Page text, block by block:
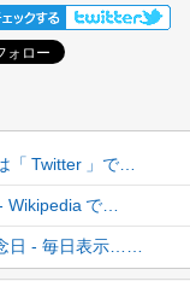
Twitter 」で…
で…
日 - 毎日表示……